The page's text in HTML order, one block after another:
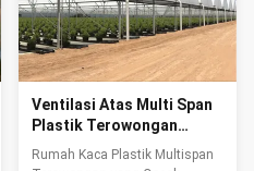
Ventilasi Atas Multi Span
Plastik Terowongan
Rumah Kaca Tahan Karat
Rumah Kaca Plastik Multispan